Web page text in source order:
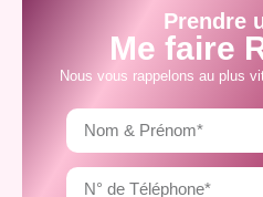
Prendre
Me faire
Nous vous rappelons au plus